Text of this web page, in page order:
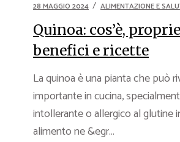
28 MAGGIO 2024 ALIMENTAZIONE E
Quinoa: cos’è,
benefici e ricette
La quinoa è una pianta che può
importante in cucina,
intollerante o allergico al glutine
alimento ne &egr...